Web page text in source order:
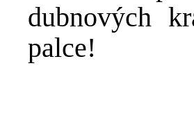
dubnových
palce!